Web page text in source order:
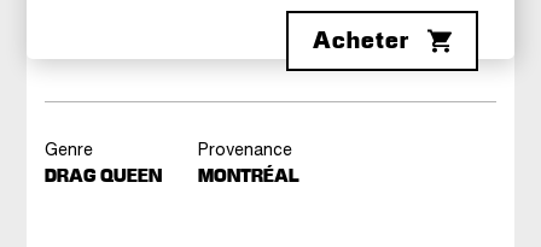
Acheter
Genre
DRAG QUEEN
Provenance
MONTRÉAL